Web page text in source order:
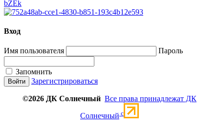
Вход
Имя пользователя Пароль
Запомнить
Зарегистрироваться
©2026 ДК Солнечный Все права принадлежат ДК
Солнечный c